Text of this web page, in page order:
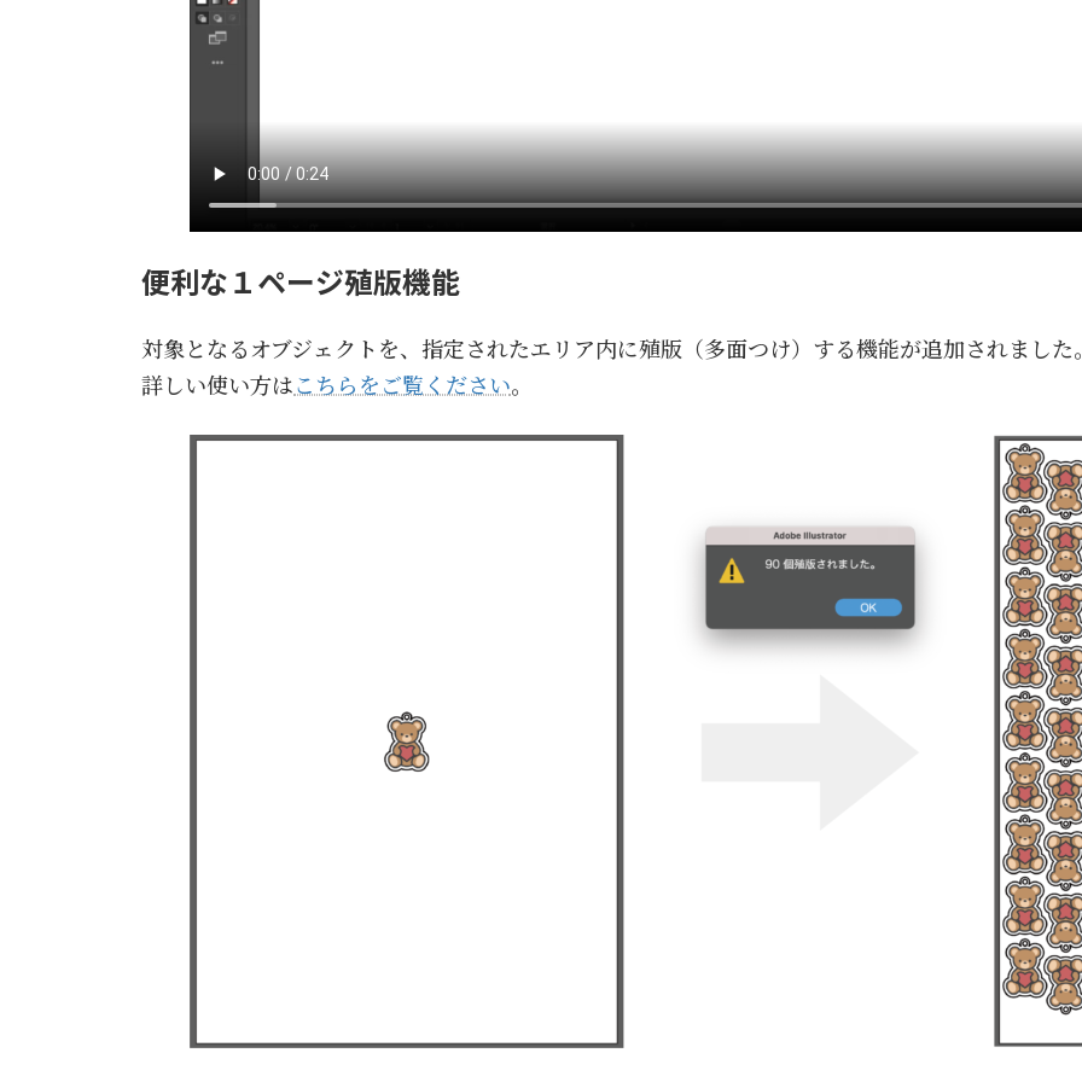
便利な１ページ殖版機能
対象となるオブジェクトを、指定されたエリア内に殖版（多面つけ）する機能が追加されました
詳しい使い方はこちらをご覧ください。